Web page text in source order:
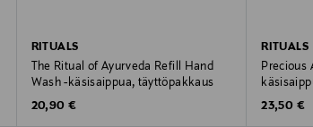
RITUALS
The Ritual of Ayurveda Refill Hand
Wash -käsisaippua, täyttöpakkaus
Original Price
20,90 €
RITUALS
Precious
Original
23,50 €